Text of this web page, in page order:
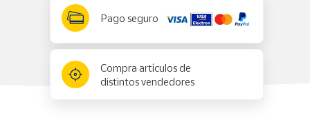
Pago seguro
Compra artículos de
distintos vendedores